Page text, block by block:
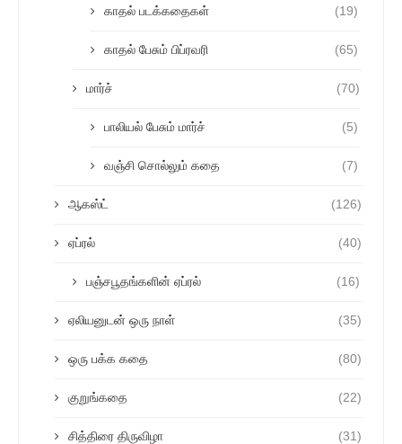
காதல் படக்கதைகள் (19)
காதல் பேசும் பிப்ரவரி (65)
மார்ச் (70)
பாலியல் பேசும் மார்ச் (5)
வஞ்சி சொல்லும் கதை (7)
ஆகஸ்ட் (126)
ஏப்ரல் (40)
பஞ்சபூதங்களின் ஏப்ரல் (16)
ஏலியனுடன் ஒரு நாள் (35)
ஒரு பக்க கதை (80)
குறுங்கதை (22)
சித்திரை திருவிழா (31)